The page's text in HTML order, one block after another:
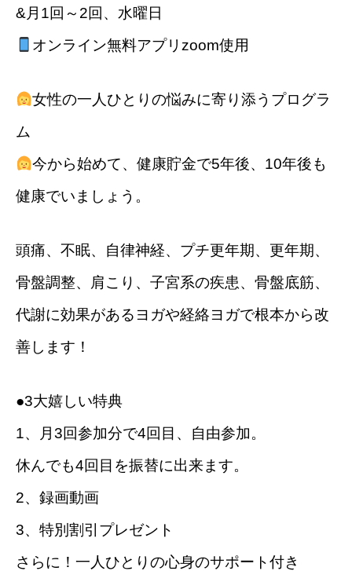
&月1回～2回、水曜日
オンライン無料アプリzoom使用
女性の一人ひとりの悩みに寄り添うプログラ
ム
今から始めて、健康貯金で5年後、10年後も
健康でいましょう。
頭痛、不眠、自律神経、プチ更年期、更年期、
骨盤調整、肩こり、子宮系の疾患、骨盤底筋、
代謝に効果があるヨガや経絡ヨガで根本から改
善します！
●3大嬉しい特典
1、月3回参加分で4回目、自由参加。
休んでも4回目を振替に出来ます。
2、録画動画
3、特別割引プレゼント
さらに！一人ひとりの心身のサポート付き